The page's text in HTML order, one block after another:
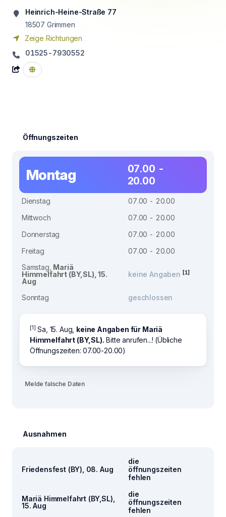
Heinrich-Heine-Straße 77
18507 Grimmen
Zeige Richtungen
01525-7930552
Öffnungszeiten
Montag
07.00 -
20.00
Dienstag
07.00 - 20.00
Mittwoch
07.00 - 20.00
Donnerstag
07.00 - 20.00
Freitag
07.00 - 20.00
Samstag, Mariä
Himmelfahrt (BY,SL), 15.
Aug
keine Angaben [1]
Sonntag geschlossen
[1] Sa, 15. Aug, keine Angaben für Mariä
Himmelfahrt (BY,SL). Bitte anrufen...! (Übliche
Öffnungszeiten: 07.00-20.00)
Melde falsche Daten
Ausnahmen
Friedensfest (BY), 08. Aug
die
öffnungszeiten
fehlen
Mariä Himmelfahrt (BY,SL),
15. Aug
die
öffnungszeiten
fehlen